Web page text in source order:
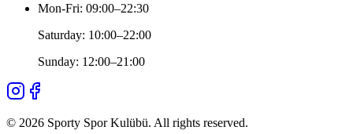
Mon-Fri: 09:00–22:30
Saturday: 10:00–22:00
Sunday: 12:00–21:00
© 2026 Sporty Spor Kulübü. All rights reserved.